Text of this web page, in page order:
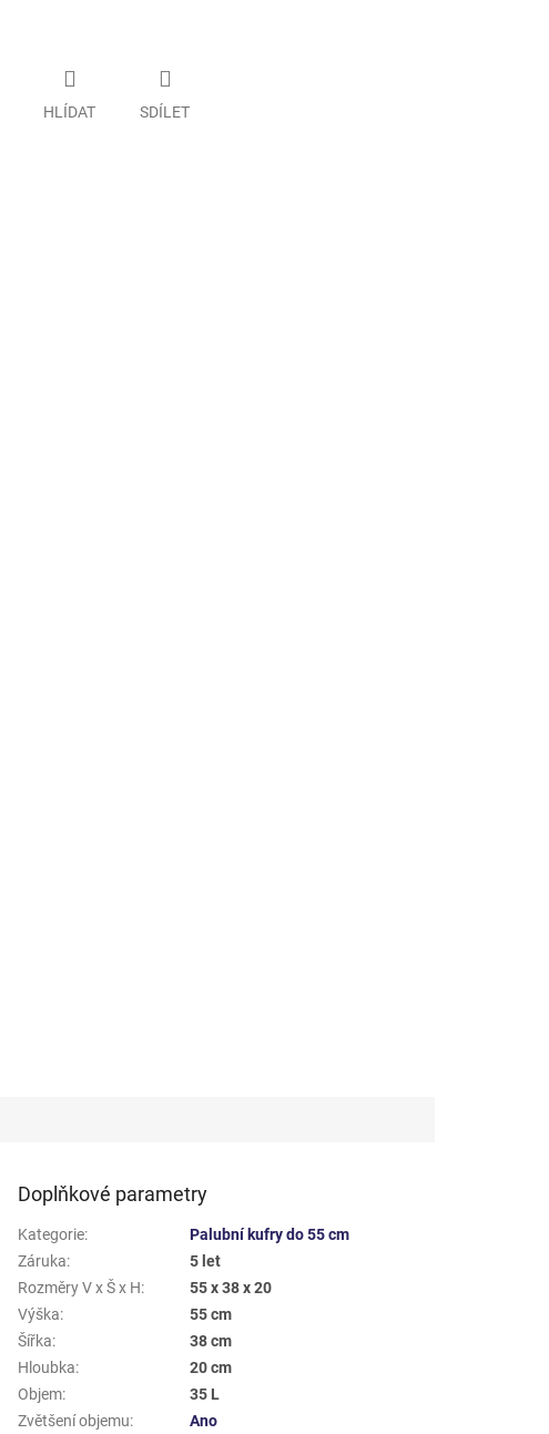
HLÍDAT SDÍLET
Doplňkové parametry
Kategorie:
Palubní kufry do 55 cm
Záruka:
5 let
Rozměry V x Š x H:
55 x 38 x 20
Výška:
55 cm
Šířka:
38 cm
Hloubka:
20 cm
Objem:
35 L
Zvětšení objemu:
Ano